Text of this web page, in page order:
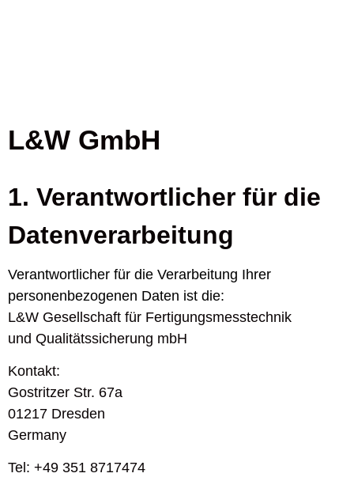
L&W GmbH
1. Verantwortlicher für die
Datenverarbeitung
Verantwortlicher für die Verarbeitung Ihrer
personenbezogenen Daten ist die:
L&W Gesellschaft für Fertigungsmesstechnik
und Qualitätssicherung mbH
Kontakt:
Gostritzer Str. 67a
01217 Dresden
Germany
Tel: +49 351 8717474